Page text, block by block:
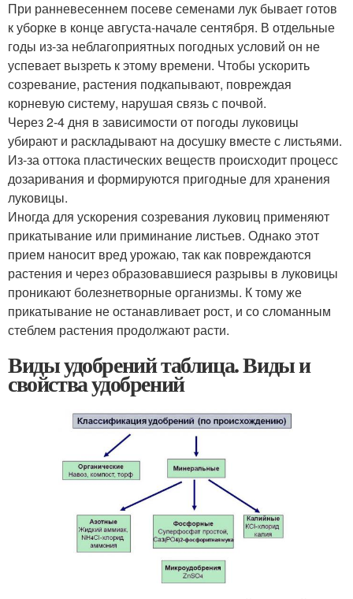
При ранневесеннем посеве семенами лук бывает готов
к уборке в конце августа-начале сентября. В отдельные
годы из-за неблагоприятных погодных условий он не
успевает вызреть к этому времени. Чтобы ускорить
созревание, растения подкапывают, повреждая
корневую систему, нарушая связь с почвой.
Через 2-4 дня в зависимости от погоды луковицы
убирают и раскладывают на досушку вместе с листьями.
Из-за оттока пластических веществ происходит процесс
дозаривания и формируются пригодные для хранения
луковицы.
Иногда для ускорения созревания луковиц применяют
прикатывание или приминание листьев. Однако этот
прием наносит вред урожаю, так как повреждаются
растения и через образовавшиеся разрывы в луковицы
проникают болезнетворные организмы. К тому же
прикатывание не останавливает рост, и со сломанным
стеблем растения продолжают расти.
Виды удобрений таблица. Виды и
свойства удобрений